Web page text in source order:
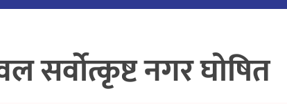
सर्वोत्कृष्ट नगर घोषित